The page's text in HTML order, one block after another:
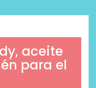
aceite
para el